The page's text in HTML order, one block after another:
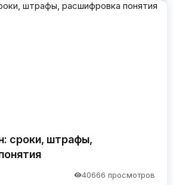
сроки, штрафы,
40666 просмотров